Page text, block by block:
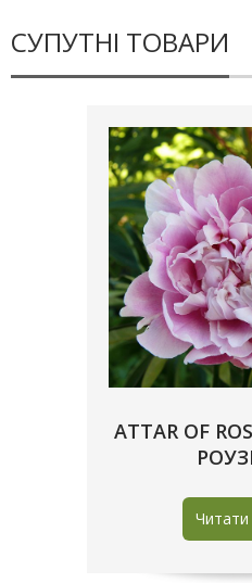
СУПУТНІ ТОВАРИ
ATTAR OF
Читати